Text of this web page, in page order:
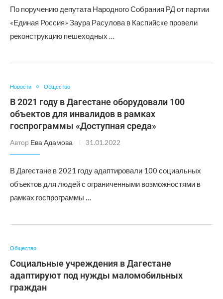
По поручению депутата Народного Собрания РД от партии
«Единая Россия» Заура Расулова в Каспийске провели
реконструкцию пешеходных …
Новости Общество
В 2021 году в Дагестане оборудовали 100
объектов для инвалидов в рамках
госпрограммы «Доступная среда»
Автор Ева Адамова 31.01.2022
В Дагестане в 2021 году адаптировали 100 социальных
объектов для людей с ограниченными возможностями в
рамках госпрограммы …
Общество
Социальные учреждения в Дагестане
адаптируют под нужды маломобильных
граждан